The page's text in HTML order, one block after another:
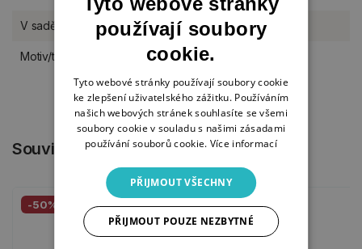
V sadě 2 kusy
Motiv/téma Vánoce a advent
Související produkty
-50%
používají soubory
cookie.
Tyto webové stránky používají soubory cookie
ke zlepšení uživatelského zážitku. Používáním
našich webových stránek souhlasíte se všemi
soubory cookie v souladu s našimi zásadami
používání souborů cookie. Více informací
PŘIJMOUT VŠECHNY
PŘIJMOUT POUZE NEZBYTNÉ